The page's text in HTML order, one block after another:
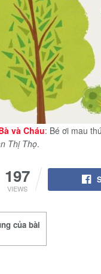
và Cháu: Bé ơi mau
Thị Thọ.
197
VIEWS
của bài